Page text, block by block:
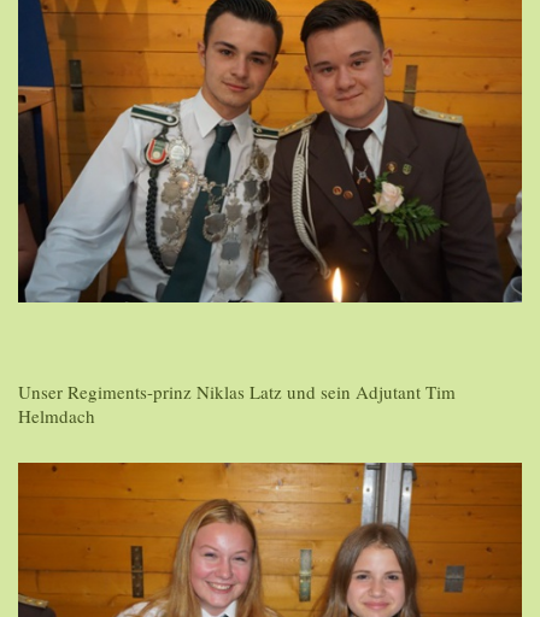
Unser Regiments-prinz Niklas Latz und sein Adjutant Tim
Helmdach